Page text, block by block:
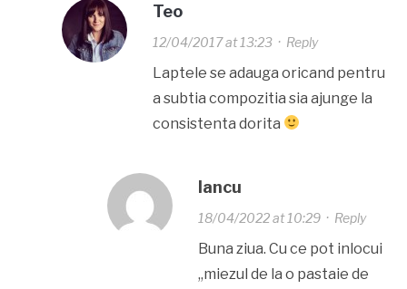
Teo
12/04/2017 at 13:23· Reply
Laptele se adauga oricand pentru
a subtia compozitia sia ajunge la
consistenta dorita
Iancu
18/04/2022 at 10:29· Reply
Buna ziua. Cu ce pot inlocui
,,miezul de la o pastaie de